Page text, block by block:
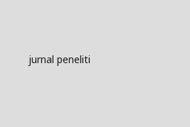
jurnal peneliti